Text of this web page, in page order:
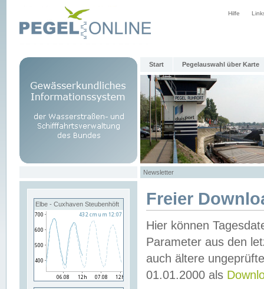
Hilfe
Start Pegelauswahl über Karte
Newsletter
Elbe - Cuxhaven Steubenhöft Freier
Hier können
Parameter aus den
auch ältere
01.01.2000 als